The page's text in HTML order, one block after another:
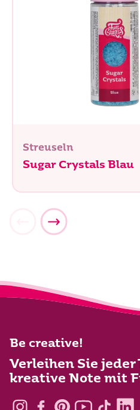
Streuseln
Sugar Crystals Blau
Be creative!
Verleihen Sie jeder
kreative Note mit